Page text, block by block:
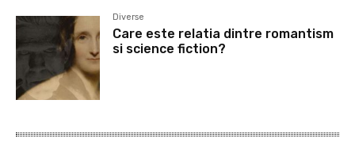
Diverse
Care este relatia dintre romantism
si science fiction?